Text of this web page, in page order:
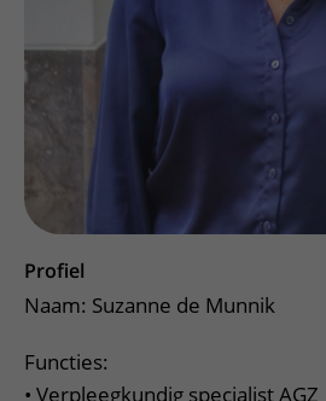
Profiel
Naam: Suzanne de Munnik
Functies:
• Verpleegkundig specialist AGZ